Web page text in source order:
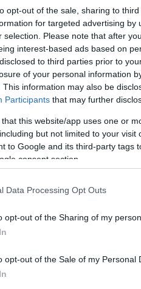
opt-out of the sale, sharing to
for targeted advertising
selection. Please note that after
interest-based ads based on
to third parties prior to
of your personal information
This information may also be
Participants that may further
that this website/app uses one or
but not limited to your
to Google and its third-party tags
consent section.
Data Processing Opt Outs
opt-out of the Sharing of my
opt-out of the Sale of my Personal
az Instagramon